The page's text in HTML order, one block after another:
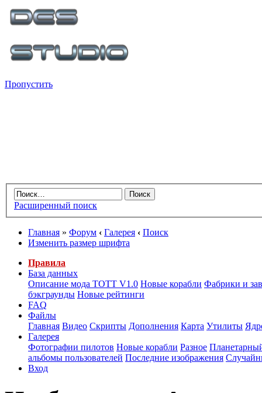
Пропустить
Расширенный поиск
Главная » Форум ‹ Галерея ‹ Поиск
Изменить размер шрифта
Правила
База данных
Описание мода ТОТТ V1.0 Новые корабли Фабрики и
бэкграунды Новые рейтинги
FAQ
Файлы
Главная Видео Скрипты Дополнения Карта Утилиты
Галерея
Фотографии пилотов Новые корабли Разное
альбомы пользователей Последние изображения
Вход